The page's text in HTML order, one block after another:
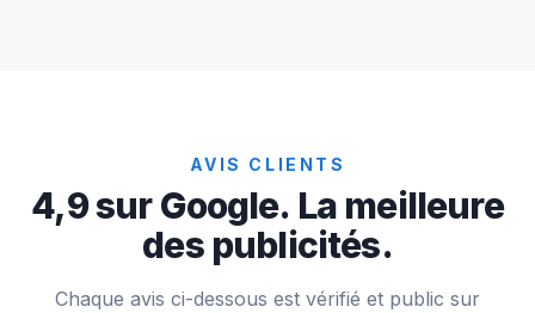
AVIS CLIENTS
4,9 sur Google. La meilleure
des publicités.
Chaque avis ci-dessous est vérifié et public sur